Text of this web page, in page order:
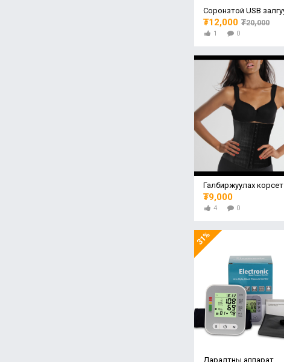
Соронзтой USB
₮12,000 ₮20,000
1 0
Галбиржуулах корсет
₮9,000
4 0
31%
Даралтны аппарат